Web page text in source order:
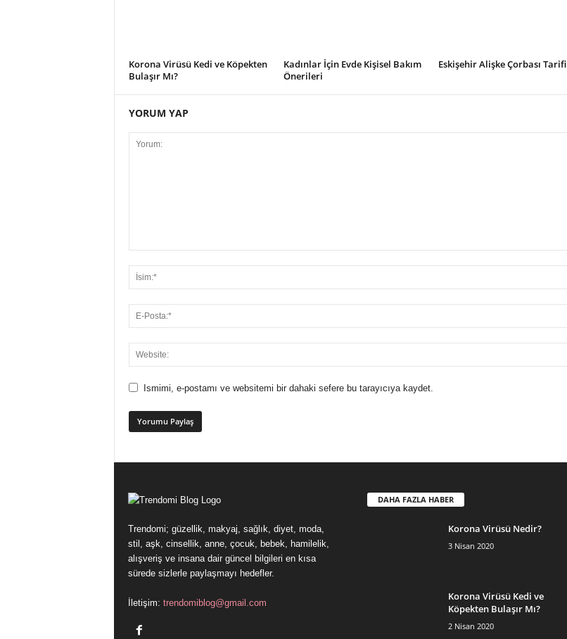
Korona Virüsü Kedi ve Köpekten
Bulaşır Mı?
Kadınlar İçin Evde Kişisel Bakım
Önerileri
Eskişehir Alişke Çorbası Tarifi
YORUM YAP
Ismimi, e-postamı ve websitemi bir dahaki sefere bu tarayıcıya kaydet.
Trendomi; güzellik, makyaj, sağlık, diyet, moda,
stil, aşk, cinsellik, anne, çocuk, bebek, hamilelik,
alışveriş ve insana dair güncel bilgileri en kısa
sürede sizlerle paylaşmayı hedefler.
İletişim: trendomiblog@gmail.com
DAHA FAZLA HABER
Korona Virüsü Nedir?
3 Nisan 2020
Korona Virüsü Kedi ve
Köpekten Bulaşır Mı?
2 Nisan 2020